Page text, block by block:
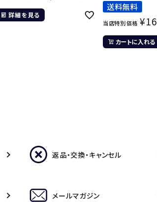
詳細を見る
送料無料
当店特別価格 ¥
カートに入れる
返品・交換・キャンセル
メールマガジン